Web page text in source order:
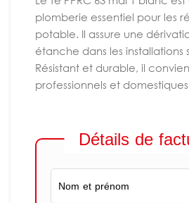
plomberie essentiel pour les
potable. Il assure une
étanche dans les installations
Résistant et durable, il
professionnels et
Détails de